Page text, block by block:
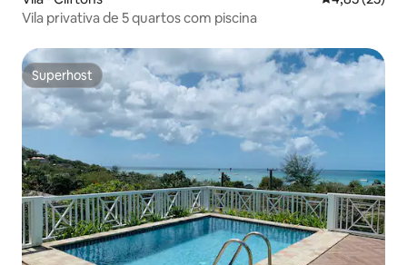
Vila privativa de 5 quartos com piscina
Superhost
Superhost